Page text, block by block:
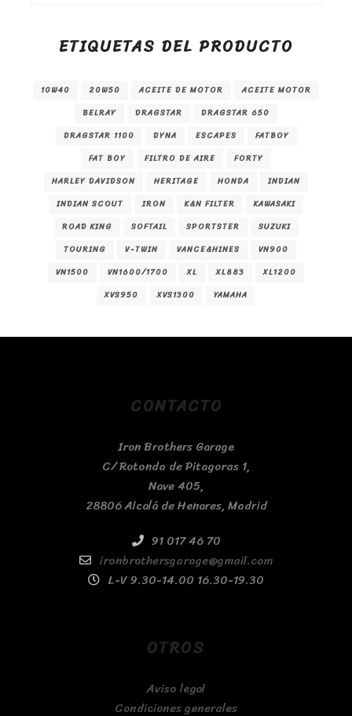
ETIQUETAS DEL PRODUCTO
10W40 20W50 ACEITE DE MOTOR
ACEITE MOTOR
BELRAY
DRAGSTAR
DRAGSTAR 650
DRAGSTAR 1100
DYNA ESCAPES
FATBOY
FAT BOY
FILTRO DE AIRE
FORTY
HARLEY DAVIDSON
HERITAGE HONDA
INDIAN
INDIAN SCOUT
IRON K&N FILTER
KAWASAKI
ROAD KING
SOFTAIL SPORTSTER
SUZUKI
TOURING
V-TWIN VANCE&HINES
VN900
VN1500
VN1600/1700 XL XL883
XL1200
XVS950
XVS1300 YAMAHA
CONTACTO
Iron Brothers Garage
C/ Rotonda de Pitagoras 1,
Nave 405,
28806 Alcalá de Henares, Madrid
91 017 46 70
ironbrothersgarage@gmail.com
L-V 9.30-14.00 16.30-19.30
OTROS
Aviso legal
Condiciones generales